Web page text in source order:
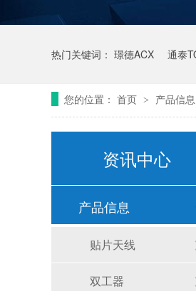
热门关键词： 璟德ACX 通泰
您的位置： 首页 > 产品信息
资讯中心
产品信息
贴片天线
双工器